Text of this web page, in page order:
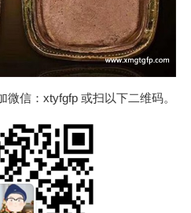
信：xtyfgfp 或扫以下二维码。